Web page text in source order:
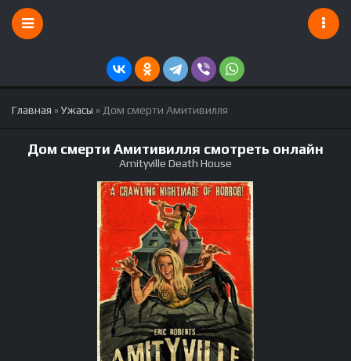
Главная »Ужасы » Дом смерти Амитивилля
Дом смерти Амитивилля смотреть онлайн
Amityville Death House